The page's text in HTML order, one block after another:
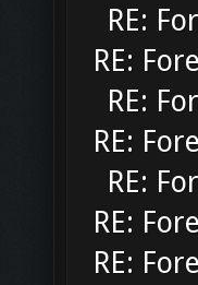
RE:
RE:
RE:
RE:
RE:
RE:
RE: